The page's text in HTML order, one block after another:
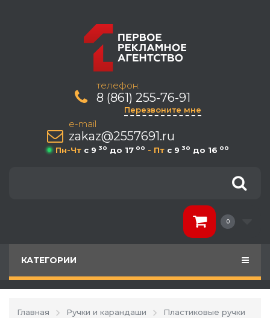
телефон:
8 (861) 255-76-91
Перезвоните мне
e-mail
zakaz@2557691.ru
Пн-Чт c 9 30 до 17 00 - Пт c 9 30 до 16 00
0
КАТЕГОРИИ
Главная Ручки и карандаши
Пластиковые ручки